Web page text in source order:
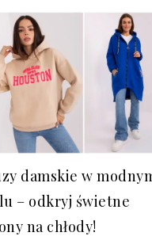
damskie w
– odkryj świetne
na chłody!